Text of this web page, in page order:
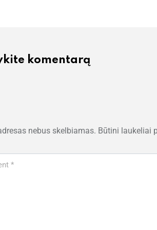
komentarą
nebus skelbiamas. Būtini laukeliai